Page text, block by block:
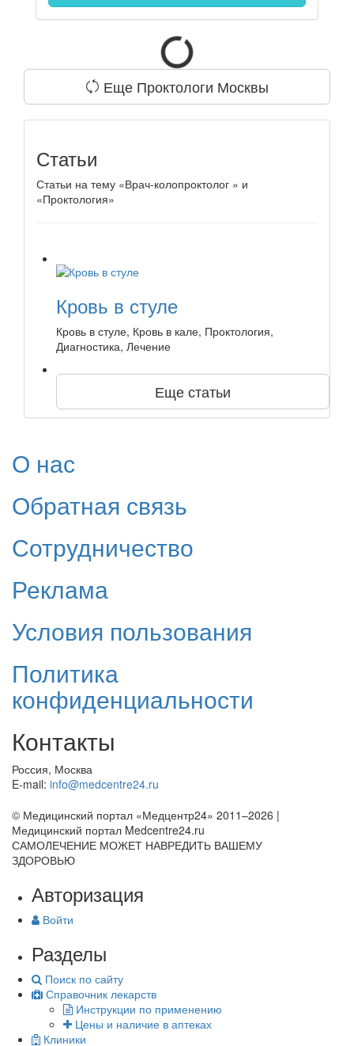
Еще Проктологи Москвы
Статьи
Статьи на тему «Врач-колопроктолог » и
«Проктология»
Кровь в стуле
Кровь в стуле, Кровь в кале, Проктология,
Диагностика, Лечение
Еще статьи
О нас
Обратная связь
Сотрудничество
Реклама
Условия пользования
Политика
конфиденциальности
Контакты
Россия, Москва
E-mail: info@medcentre24.ru
© Медицинский портал «Медцентр24» 2011–2026 |
Медицинский портал Medcentre24.ru
САМОЛЕЧЕНИЕ МОЖЕТ НАВРЕДИТЬ ВАШЕМУ
ЗДОРОВЬЮ
Авторизация
Войти
Разделы
Поиск по сайту
Справочник лекарств
Инструкции по применению
Цены и наличие в аптеках
Клиники